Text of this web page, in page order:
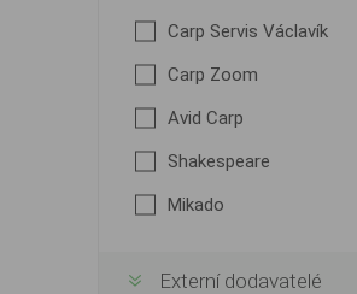
Carp Servis Václavík
Carp Zoom
Avid Carp
Shakespeare
Mikado
Externí dodavatelé